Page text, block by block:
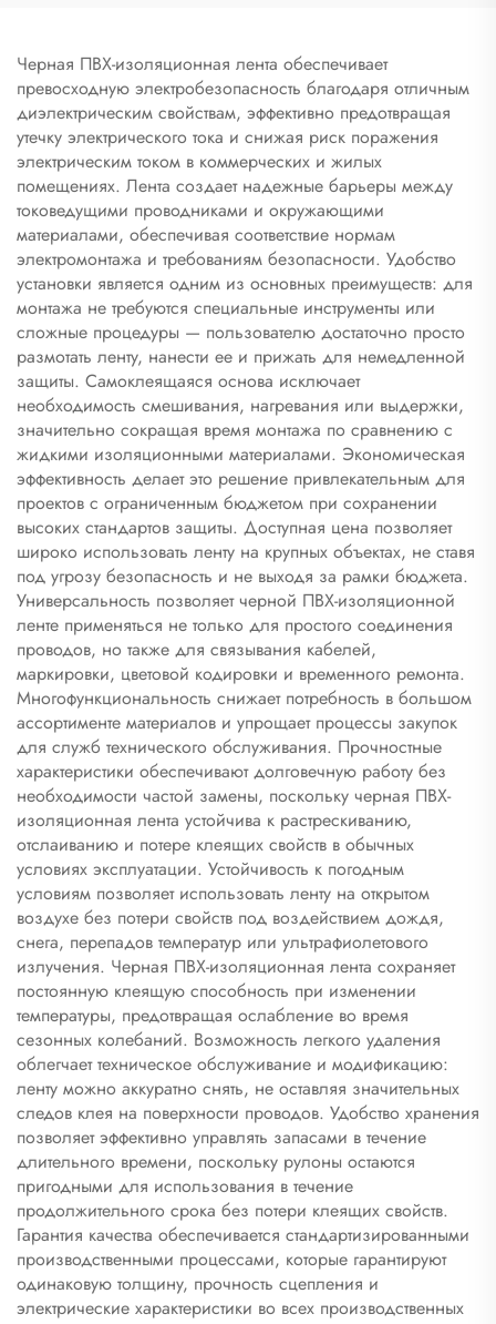
Черная ПВХ-изоляционная лента обеспечивает
превосходную электробезопасность благодаря отличным
диэлектрическим свойствам, эффективно предотвращая
утечку электрического тока и снижая риск поражения
электрическим током в коммерческих и жилых
помещениях. Лента создает надежные барьеры между
токоведущими проводниками и окружающими
материалами, обеспечивая соответствие нормам
электромонтажа и требованиям безопасности. Удобство
установки является одним из основных преимуществ: для
монтажа не требуются специальные инструменты или
сложные процедуры — пользователю достаточно просто
размотать ленту, нанести ее и прижать для немедленной
защиты. Самоклеящаяся основа исключает
необходимость смешивания, нагревания или выдержки,
значительно сокращая время монтажа по сравнению с
жидкими изоляционными материалами. Экономическая
эффективность делает это решение привлекательным для
проектов с ограниченным бюджетом при сохранении
высоких стандартов защиты. Доступная цена позволяет
широко использовать ленту на крупных объектах, не ставя
под угрозу безопасность и не выходя за рамки бюджета.
Универсальность позволяет черной ПВХ-изоляционной
ленте применяться не только для простого соединения
проводов, но также для связывания кабелей,
маркировки, цветовой кодировки и временного ремонта.
Многофункциональность снижает потребность в большом
ассортименте материалов и упрощает процессы закупок
для служб технического обслуживания. Прочностные
характеристики обеспечивают долговечную работу без
необходимости частой замены, поскольку черная ПВХ-
изоляционная лента устойчива к растрескиванию,
отслаиванию и потере клеящих свойств в обычных
условиях эксплуатации. Устойчивость к погодным
условиям позволяет использовать ленту на открытом
воздухе без потери свойств под воздействием дождя,
снега, перепадов температур или ультрафиолетового
излучения. Черная ПВХ-изоляционная лента сохраняет
постоянную клеящую способность при изменении
температуры, предотвращая ослабление во время
сезонных колебаний. Возможность легкого удаления
облегчает техническое обслуживание и модификацию:
ленту можно аккуратно снять, не оставляя значительных
следов клея на поверхности проводов. Удобство хранения
позволяет эффективно управлять запасами в течение
длительного времени, поскольку рулоны остаются
пригодными для использования в течение
продолжительного срока без потери клеящих свойств.
Гарантия качества обеспечивается стандартизированными
производственными процессами, которые гарантируют
одинаковую толщину, прочность сцепления и
электрические характеристики во всех производственных